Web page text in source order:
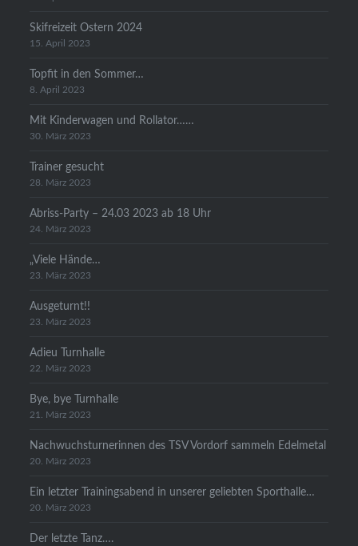
Skifreizeit Ostern 2024
15. April 2023
Topfit in den Sommer…
8. April 2023
Mit Kinderwagen und Rollator……
30. März 2023
Trainer gesucht
28. März 2023
Abriss-Party – 24.03 2023 ab 18 Uhr
24. März 2023
„Viele Hände…
23. März 2023
Ausgeturnt!!
23. März 2023
Adieu Turnhalle
22. März 2023
Bye, bye Turnhalle
21. März 2023
Nachwuchsturnerinnen des TSV Vordorf sammeln Edelmetal
20. März 2023
Ein letzter Trainingsabend in unserer geliebten Sporthalle…
20. März 2023
Der letzte Tanz….